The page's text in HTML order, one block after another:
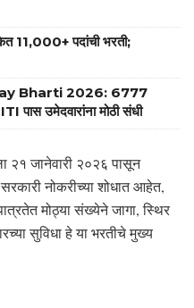
पदांची भरती;
Bharti 2026: 6777
पास उमेदवारांना मोठी संधी
२१ जानेवारी २०२६ पासून
नोकरीच्या शोधात आहेत,
मोठ्या संख्येने जागा, स्थिर
सुविधा हे या भरतीचे मुख्य